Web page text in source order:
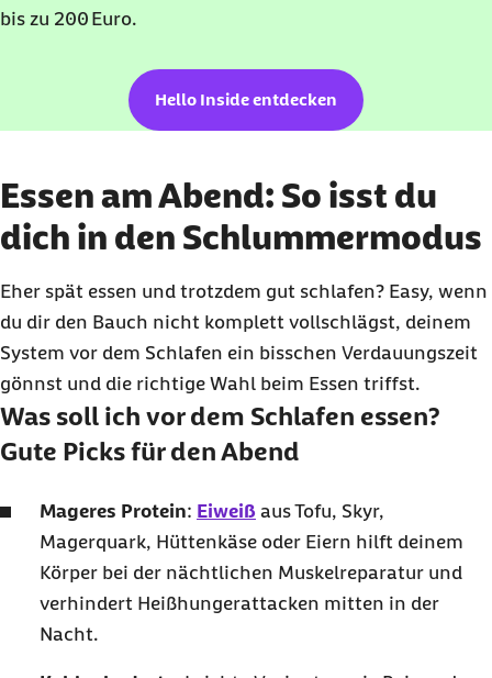
bis zu 200 Euro.
Hello Inside entdecken
Essen am Abend: So isst du
dich in den Schlummermodus
Eher spät essen und trotzdem gut schlafen? Easy, wenn
du dir den Bauch nicht komplett vollschlägst, deinem
System vor dem Schlafen ein bisschen Verdauungszeit
gönnst und die richtige Wahl beim Essen triffst.
Was soll ich vor dem Schlafen essen?
Gute Picksfür den Abend
Mageres Protein: Eiweiß aus Tofu, Skyr,
Magerquark, Hüttenkäse oder Eiern hilft deinem
Körper bei der nächtlichen Muskelreparatur und
verhindert Heißhungerattacken mitten in der
Nacht.